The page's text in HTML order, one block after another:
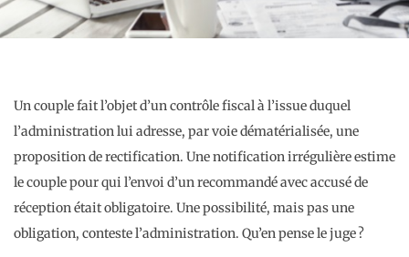
Un couple fait l’objet d’un contrôle fiscal à l’issue duquel
l’administration lui adresse, par voie dématérialisée, une
proposition de rectification. Une notification irrégulière estime
le couple pour qui l’envoi d’un recommandé avec accusé de
réception était obligatoire. Une possibilité, mais pas une
obligation, conteste l’administration. Qu’en pense le juge ?